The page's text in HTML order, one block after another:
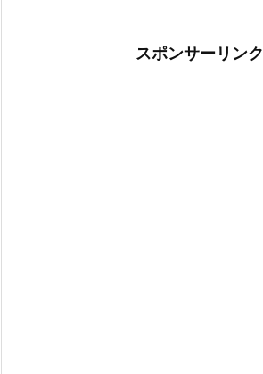
スポンサーリンク